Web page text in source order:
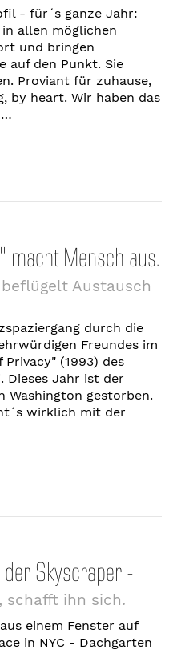
- für´s ganze Jahr:
allen möglichen
und bringen
auf den Punkt. Sie
Proviant für zuhause,
by heart. Wir haben das
…
macht Mensch aus.
Austausch
durch die
Freundes im
(1993) des
Dieses Jahr ist der
Washington gestorben.
wirklich mit der
Skyscraper -
schafft ihn sich.
einem Fenster auf
in NYC - Dachgarten